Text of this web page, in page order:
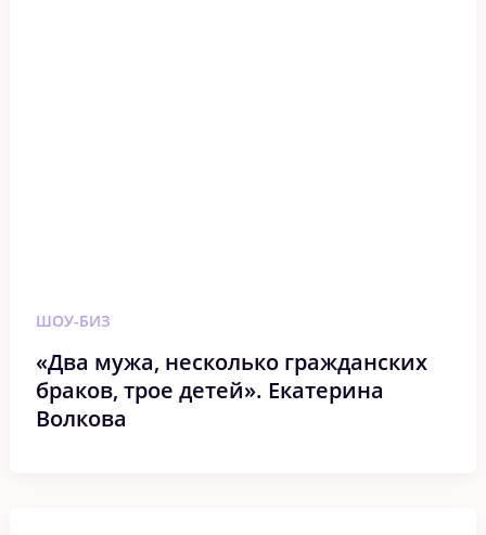
ШОУ-БИЗ
«Два мужа, несколько гражданских
браков, трое детей». Екатерина
Волкова